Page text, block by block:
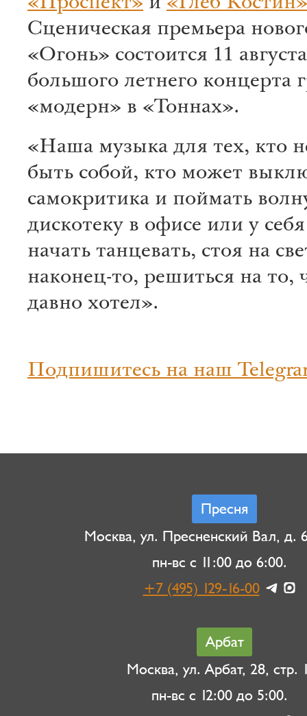
«Проспект» и «Глеб Костин»
Сценическая премьера
«Огонь» состоится 11
большого летнего концерта
«модерн» в «Тоннах».
«Наша музыка для тех, кто
быть собой, кто может
самокритика и поймать
дискотеку в офисе или у
начать танцевать, стоя на
наконец-то, решиться на то,
давно хотел».
Подпишитесь на наш
Пресня
Москва, ул. Пресненский Вал, д.
пн-вс с 11:00 до 6:00.
+7 (495) 129-16-00
Арбат
Москва, ул. Арбат, 28, стр.
пн-вс с 12:00 до 5:00.